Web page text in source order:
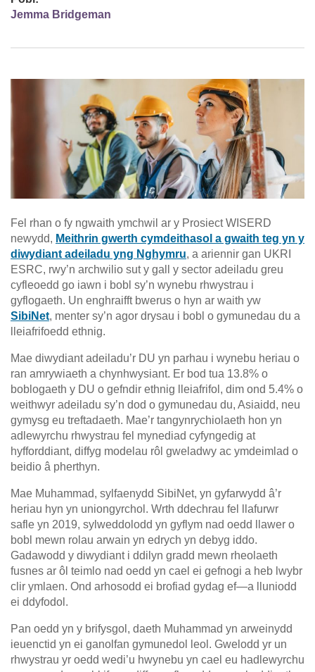
Jemma Bridgeman
Fel rhan o fy ngwaith ymchwil ar y Prosiect WISERD
newydd, Meithrin gwerth cymdeithasol a gwaith teg yn y
diwydiant adeiladu yng Nghymru, a ariennir gan UKRI
ESRC, rwy’n archwilio sut y gall y sector adeiladu greu
cyfleoedd go iawn i bobl sy’n wynebu rhwystrau i
gyflogaeth. Un enghraifft bwerus o hyn ar waith yw
SibiNet, menter sy’n agor drysau i bobl o gymunedau du a
lleiafrifoedd ethnig.
Mae diwydiant adeiladu’r DU yn parhau i wynebu heriau o
ran amrywiaeth a chynhwysiant. Er bod tua 13.8% o
boblogaeth y DU o gefndir ethnig lleiafrifol, dim ond 5.4% o
weithwyr adeiladu sy’n dod o gymunedau du, Asiaidd, neu
gymysg eu treftadaeth. Mae’r tangynrychiolaeth hon yn
adlewyrchu rhwystrau fel mynediad cyfyngedig at
hyfforddiant, diffyg modelau rôl gweladwy ac ymdeimlad o
beidio â pherthyn.
Mae Muhammad, sylfaenydd SibiNet, yn gyfarwydd â’r
heriau hyn yn uniongyrchol. Wrth ddechrau fel llafurwr
safle yn 2019, sylweddolodd yn gyflym nad oedd llawer o
bobl mewn rolau arwain yn edrych yn debyg iddo.
Gadawodd y diwydiant i ddilyn gradd mewn rheolaeth
fusnes ar ôl teimlo nad oedd yn cael ei gefnogi a heb lwybr
clir ymlaen. Ond arhosodd ei brofiad gydag ef—a lluniodd
ei ddyfodol.
Pan oedd yn y brifysgol, daeth Muhammad yn arweinydd
ieuenctid yn ei ganolfan gymunedol leol. Gwelodd yr un
rhwystrau yr oedd wedi’u hwynebu yn cael eu hadlewyrchu